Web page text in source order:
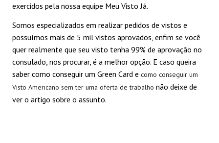
exercidos pela nossa equipe Meu Visto Já.
Somos especializados em realizar pedidos de vistos e
possuímos mais de 5 mil vistos aprovados, enfim se você
quer realmente que seu visto tenha 99% de aprovação no
consulado, nos procurar, é a melhor opção. E caso queira
saber como conseguir um Green Card e como conseguir um
Visto Americano sem ter uma oferta de trabalho não deixe de
ver o artigo sobre o assunto.
Passos para solicitar
Visto Mexicano
urgente!
Não perca o prazo
para agendar o visto
Quais são os
documentos para
Conhecendo os
Entendendo como
funciona o